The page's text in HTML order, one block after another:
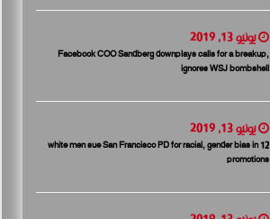
يونيو 13, 2019
Facebook COO Sandberg downplays calls for a breakup,
ignores WSJ bombshell
يونيو 13, 2019
12 white men sue San Francisco PD for racial, gender bias in
promotions